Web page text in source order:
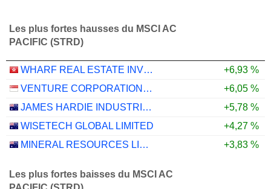
Les plus fortes hausses du MSCI AC
PACIFIC (STRD)
WHARF REAL ESTATE INVESTMENT COMPANY LIMITED
+6,93 %
VENTURE CORPORATION LIMITED
+6,05 %
JAMES HARDIE INDUSTRIES PLC
+5,78 %
WISETECH GLOBAL LIMITED
+4,27 %
MINERAL RESOURCES LIMITED
+3,83 %
Les plus fortes baisses du MSCI AC